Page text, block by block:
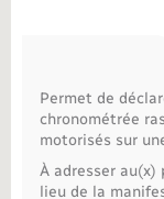
Organisation
Sécurité -
Permet de
chronométrée
motorisés sur
À adresser
lieu de la